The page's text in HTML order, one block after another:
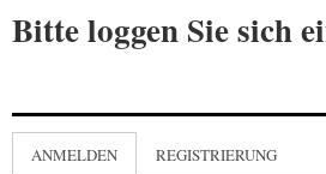
Bitte loggen Sie sich
ANMELDEN REGISTRIERUNG